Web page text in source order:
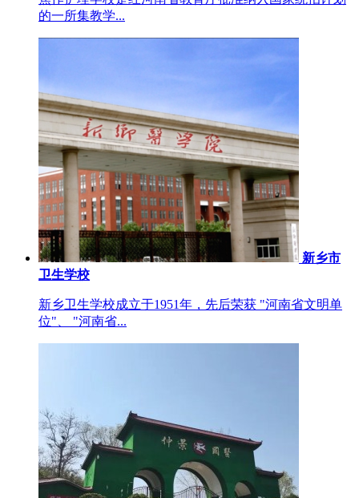
的一所集教学...
新乡市
卫生学校
新乡卫生学校成立于1951年，先后荣获 "河南省文明单
位"、 "河南省...